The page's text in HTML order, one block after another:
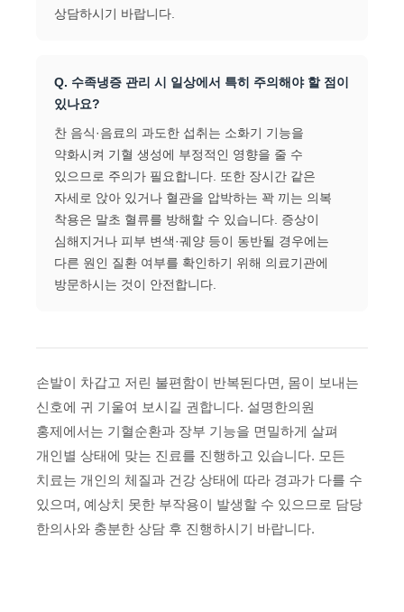
상담하시기 바랍니다.
Q. 수족냉증 관리 시 일상에서 특히 주의해야 할 점이
있나요?
찬 음식·음료의 과도한 섭취는 소화기 기능을
약화시켜 기혈 생성에 부정적인 영향을 줄 수
있으므로 주의가 필요합니다. 또한 장시간 같은
자세로 앉아 있거나 혈관을 압박하는 꽉 끼는 의복
착용은 말초 혈류를 방해할 수 있습니다. 증상이
심해지거나 피부 변색·궤양 등이 동반될 경우에는
다른 원인 질환 여부를 확인하기 위해 의료기관에
방문하시는 것이 안전합니다.
손발이 차갑고 저린 불편함이 반복된다면, 몸이 보내는
신호에 귀 기울여 보시길 권합니다. 설명한의원
홍제에서는 기혈순환과 장부 기능을 면밀하게 살펴
개인별 상태에 맞는 진료를 진행하고 있습니다. 모든
치료는 개인의 체질과 건강 상태에 따라 경과가 다를 수
있으며, 예상치 못한 부작용이 발생할 수 있으므로 담당
한의사와 충분한 상담 후 진행하시기 바랍니다.